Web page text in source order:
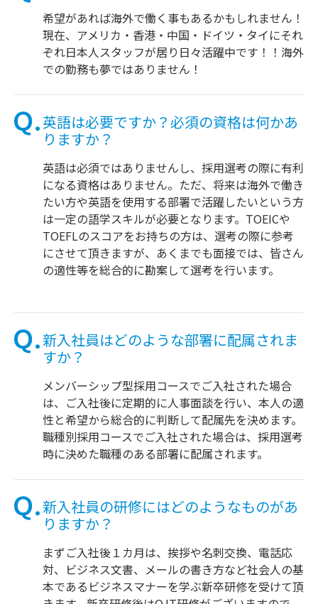
希望があれば海外で働く事もあるかもしれません！
現在、アメリカ・香港・中国・ドイツ・タイにそれ
ぞれ日本人スタッフが居り日々活躍中です！！海外
での勤務も夢ではありません！
英語は必要ですか？必須の資格は何かあ
りますか？
英語は必須ではありませんし、採用選考の際に有利
になる資格はありません。ただ、将来は海外で働き
たい方や英語を使用する部署で活躍したいという方
は一定の語学スキルが必要となります。TOEICや
TOEFLのスコアをお持ちの方は、選考の際に参考
にさせて頂きますが、あくまでも面接では、皆さん
の適性等を総合的に勘案して選考を行います。
新入社員はどのような部署に配属されま
すか？
メンバーシップ型採用コースでご入社された場合
は、ご入社後に定期的に人事面談を行い、本人の適
性と希望から総合的に判断して配属先を決めます。
職種別採用コースでご入社された場合は、採用選考
時に決めた職種のある部署に配属されます。
新入社員の研修にはどのようなものがあ
りますか？
まずご入社後１カ月は、挨拶や名刺交換、電話応
対、ビジネス文書、メールの書き方など社会人の基
本であるビジネスマナーを学ぶ新卒研修を受けて頂